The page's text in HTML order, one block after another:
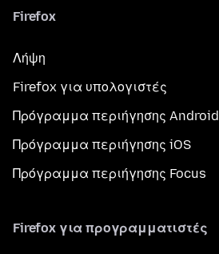
Firefox
Λήψη
Firefox για υπολογιστές
Πρόγραμμα περιήγησης Android
Πρόγραμμα περιήγησης iOS
Πρόγραμμα περιήγησης Focus
Firefox για προγραμματιστές